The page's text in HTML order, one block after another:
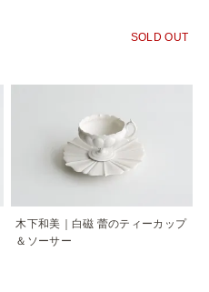
SOLD OUT
木下和美｜白磁 蕾のティーカップ
＆ソーサー